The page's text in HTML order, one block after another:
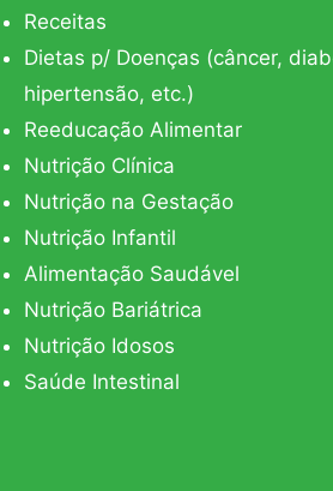
Receitas
Dietas p/ Doenças (câncer,
hipertensão, etc.)
Reeducação Alimentar
Nutrição Clínica
Nutrição na Gestação
Nutrição Infantil
Alimentação Saudável
Nutrição Bariátrica
Nutrição Idosos
Saúde Intestinal